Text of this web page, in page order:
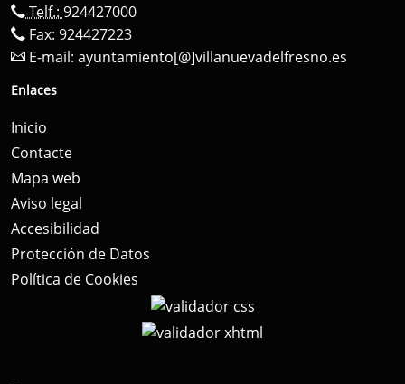
Telf.: 924427000
Fax: 924427223
E-mail: ayuntamiento[@]villanuevadelfresno.es
Enlaces
Inicio
Contacte
Mapa web
Aviso legal
Accesibilidad
Protección de Datos
Política de Cookies